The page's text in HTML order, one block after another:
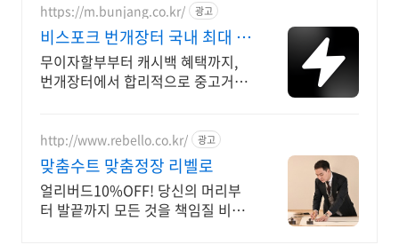
https://m.bunjang.co.kr/ 광고
비스포크 번개장터 국내 최대 브
랜드 중고거래
무이자할부부터 캐시백 혜택까지,
번개장터에서 합리적으로 중고거래
신규 상품 업로드
http://www.rebello.co.kr/ 광고
맞춤수트 맞춤정장 리벨로
얼리버드10%OFF! 당신의 머리부
터 발끝까지 모든 것을 책임질 비스